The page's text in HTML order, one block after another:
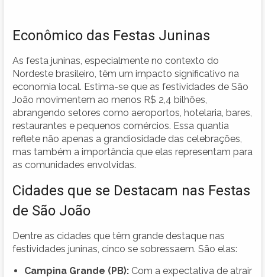
Econômico das Festas Juninas
As festa juninas, especialmente no contexto do
Nordeste brasileiro, têm um impacto significativo na
economia local. Estima-se que as festividades de São
João movimentem ao menos R$ 2,4 bilhões,
abrangendo setores como aeroportos, hotelaria, bares,
restaurantes e pequenos comércios. Essa quantia
reflete não apenas a grandiosidade das celebrações,
mas também a importância que elas representam para
as comunidades envolvidas.
Cidades que se Destacam nas Festas
de São João
Dentre as cidades que têm grande destaque nas
festividades juninas, cinco se sobressaem. São elas:
Campina Grande (PB): Com a expectativa de atrair